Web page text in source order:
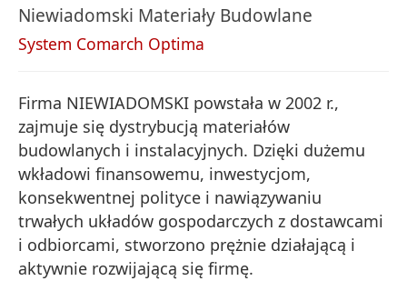
Pomoc Zdalna Comarch
Startup Inkubator
Kariera
Współpraca
Kontakt
Niewiadomski Materiały Budowlane
System Comarch Optima
Firma NIEWIADOMSKI powstała w 2002 r.,
zajmuje się dystrybucją materiałów
budowlanych i instalacyjnych. Dzięki dużemu
wkładowi finansowemu, inwestycjom,
konsekwentnej polityce i nawiązywaniu
trwałych układów gospodarczych z dostawcami
i odbiorcami, stworzono prężnie działającą i
aktywnie rozwijającą się firmę.